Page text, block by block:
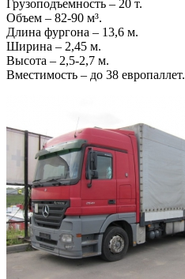
Грузоподъемность – 20 т.
Объем – 82-90 м³.
Длина фургона – 13,6 м.
Ширина – 2,45 м.
Высота – 2,5-2,7 м.
Вместимость – до 38 европаллет.